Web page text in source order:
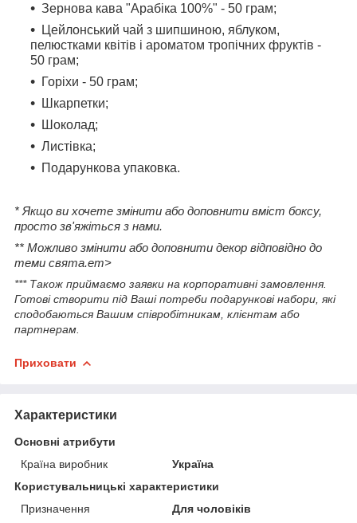
Зернова кава "Арабіка 100%" - 50 грам;
Цейлонський чай з шипшиною, яблуком,
пелюстками квітів і ароматом тропічних фруктів -
50 грам;
Горіхи - 50 грам;
Шкарпетки;
Шоколад;
Листівка;
Подарункова упаковка.
* Якщо ви хочете змінити або доповнити вміст боксу,
просто зв'яжіться з нами.
** Можливо змінити або доповнити декор відповідно до
теми свята.em>
*** Також приймаємо заявки на корпоративні замовлення.
Готові створити під Ваші потреби подарункові набори, які
сподобаються Вашим співробітникам, клієнтам або
партнерам.
Приховати
Характеристики
Основні атрибути
Країна виробник
Україна
Користувальницькі характеристики
Призначення
Для чоловіків